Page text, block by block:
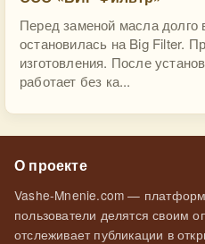
Перед заменой масла
остановилась на Big Filter.
изготовления. После
работает без ка...
О проекте
Vashe-Mnenie.com —
пользователи делятся своим
отслеживает публикации в